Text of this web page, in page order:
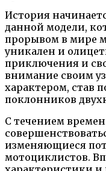
История
данной модели,
прорывом в мире
уникален и
приключения и
внимание своим
характером, став
поклонников
С течением
изменяющиеся
мотоциклистов.